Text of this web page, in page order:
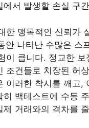
에서 발생할 손실 구
한 맹목적인 신뢰가
안 나타난 수많은 스
이 큽니다. 정교한
조건들로 치장된 허
이러한 착시를 깨고,
히 백테스트에 수동
제 거래와의 격차를